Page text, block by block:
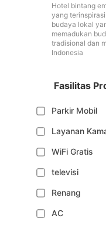
Hotel bintang
yang
budaya lokal
memadukan
tradisional dan
Indonesia
Fasilitas
Parkir Mobil
Layanan
WiFi Gratis
televisi
Renang
AC